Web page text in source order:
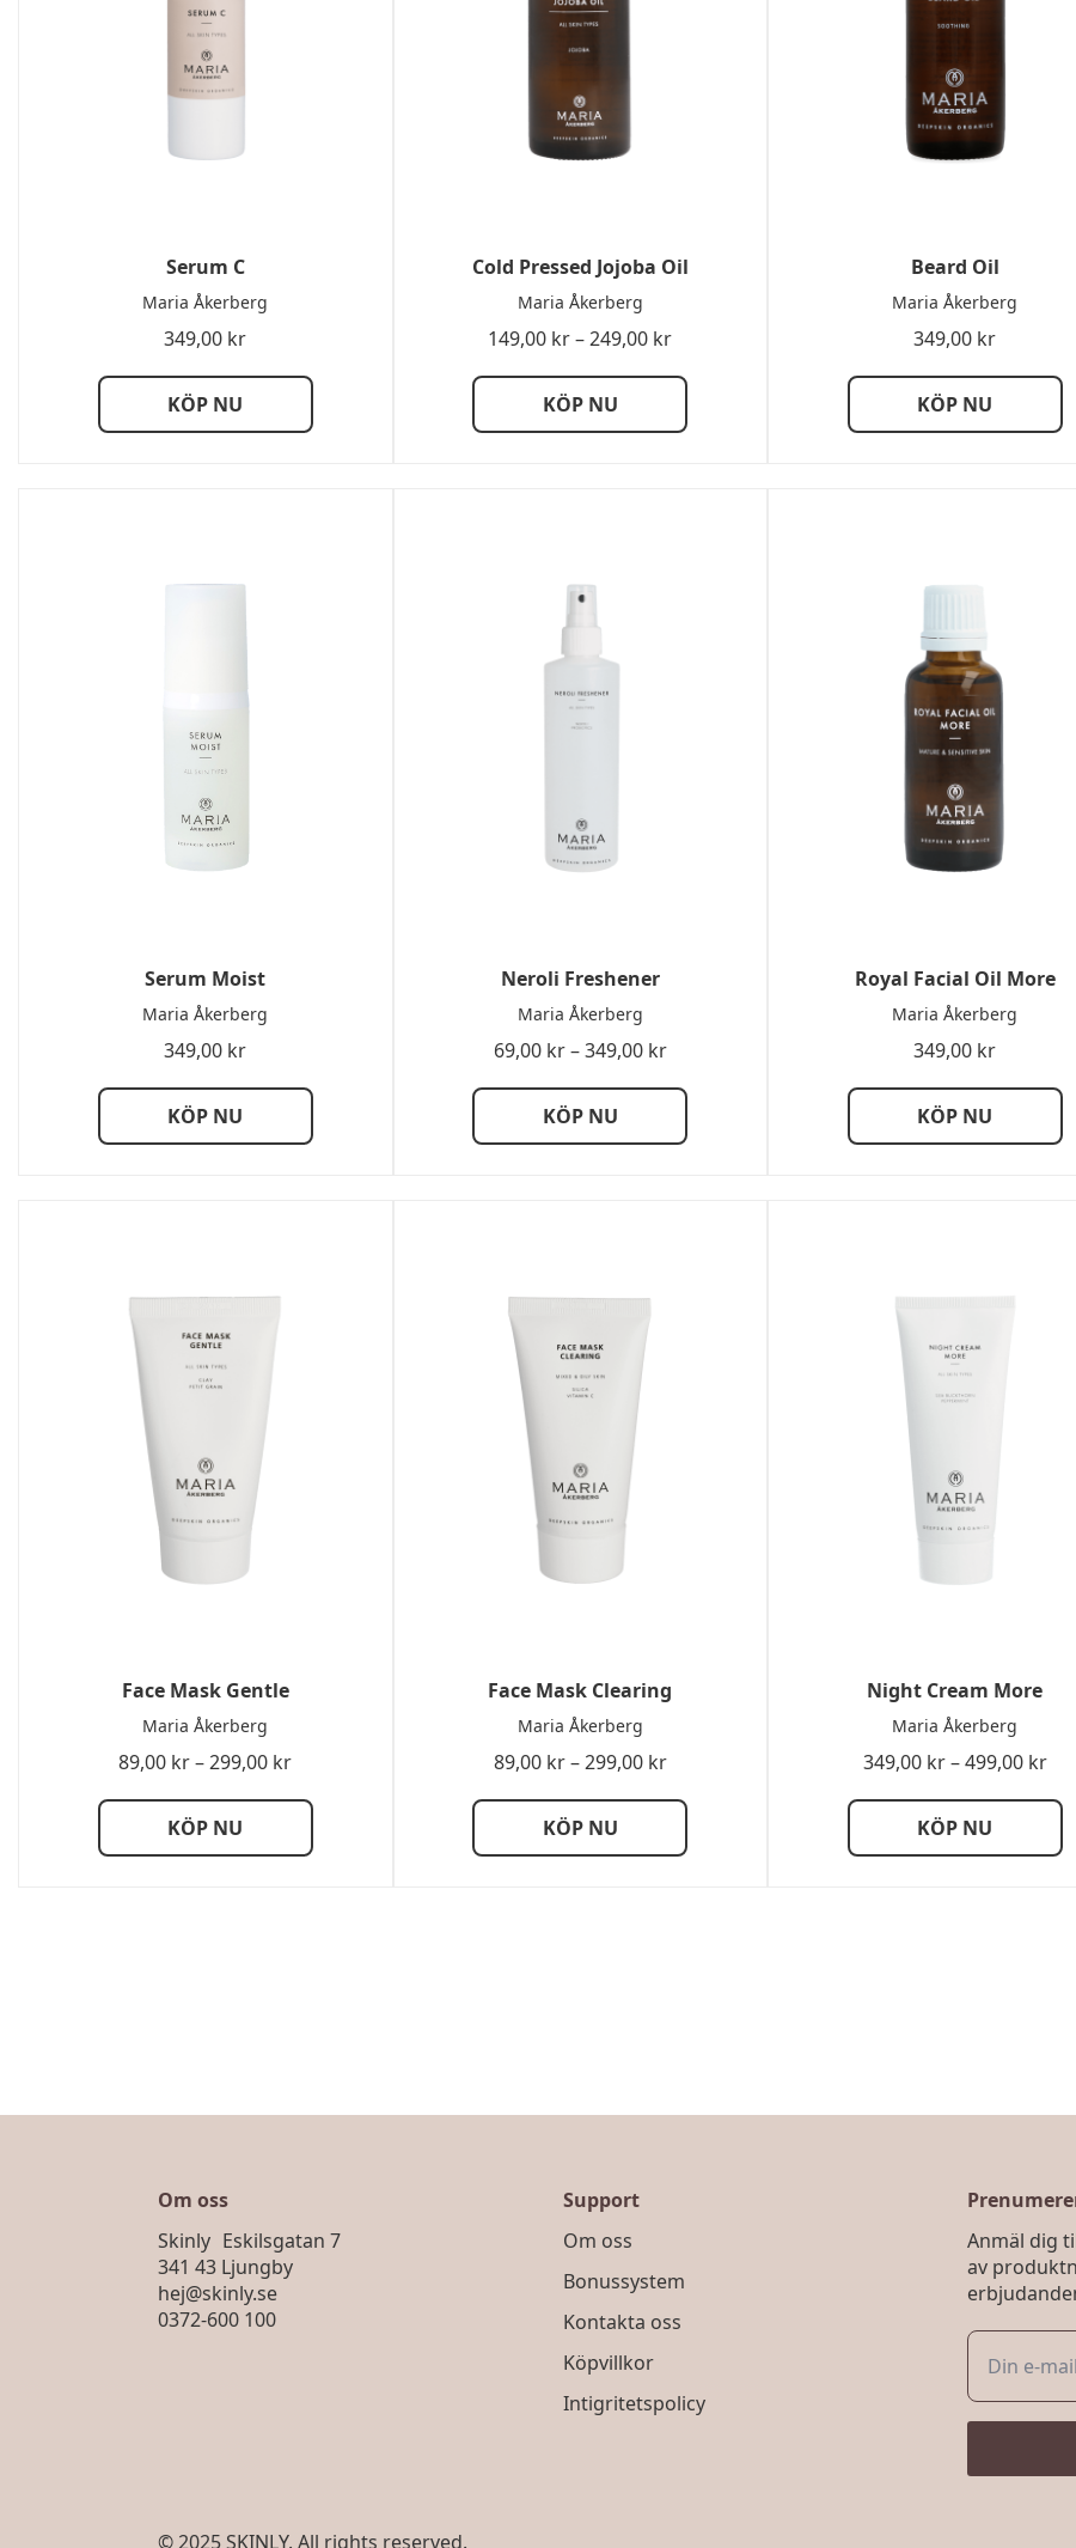
Serum C
Maria Åkerberg
349,00 kr
KÖP NU
Cold Pressed Jojoba Oil
Maria Åkerberg
149,00 kr–249,00 krPrisintervall:
till
KÖP NU
Beard Oil
Maria Åkerberg
349,00 kr
KÖP NU
Serum Moist
Maria Åkerberg
349,00 kr
KÖP NU
Neroli Freshener
Maria Åkerberg
69,00 kr–349,00 krPrisintervall:
till
KÖP NU
Royal Facial Oil More
Maria Åkerberg
349,00 kr
KÖP NU
Face Mask Gentle
Maria Åkerberg
89,00 kr–299,00 krPrisintervall:
till
KÖP NU
Face Mask Clearing
Maria Åkerberg
89,00 kr–299,00 krPrisintervall:
till
KÖP NU
Night Cream More
Maria Åkerberg
349,00 kr–499,00 kr
till
KÖP NU
Om oss
Skinly Eskilsgatan 7
341 43 Ljungby
hej@skinly.se
0372-600 100
Support
Om oss
Bonussystem
Kontakta oss
Köpvillkor
Intigritetspolicy
Anmäl dig
av
© 2025 SKINLY. All rights reserved.